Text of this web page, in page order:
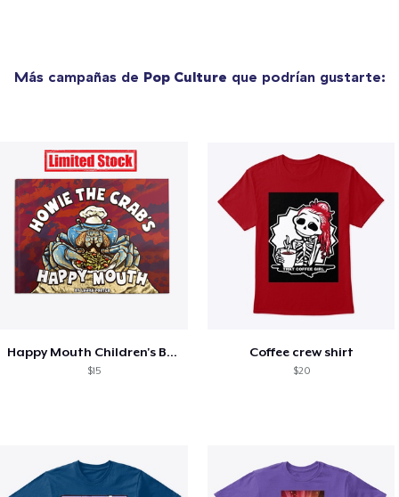
Más campañas de Pop Culture que podrían gustarte:
Happy Mouth Children's Book
$15
Coffee crew shirt
$20